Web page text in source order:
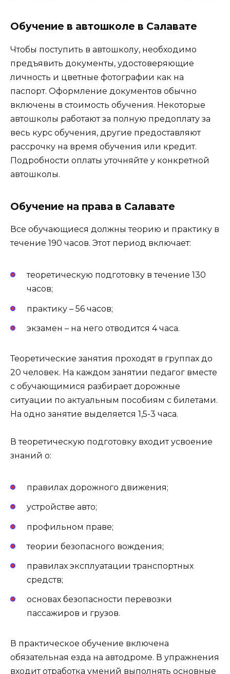
Обучение в автошколе в Салавате
Чтобы поступить в автошколу, необходимо
предъявить документы, удостоверяющие
личность и цветные фотографии как на
паспорт. Оформление документов обычно
включены в стоимость обучения. Некоторые
автошколы работают за полную предоплату за
весь курс обучения, другие предоставляют
рассрочку на время обучения или кредит.
Подробности оплаты уточняйте у конкретной
автошколы.
Обучение на права в Салавате
Все обучающиеся должны теорию и практику в
течение 190 часов. Этот период включает:
теоретическую подготовку в течение 130
часов;
практику – 56 часов;
экзамен – на него отводится 4 часа.
Теоретические занятия проходят в группах до
20 человек. На каждом занятии педагог вместе
с обучающимися разбирает дорожные
ситуации по актуальным пособиям с билетами.
На одно занятие выделяется 1,5-3 часа.
В теоретическую подготовку входит усвоение
знаний о:
правилах дорожного движения;
устройстве авто;
профильном праве;
теории безопасного вождения;
правилах эксплуатации транспортных
средств;
основах безопасности перевозки
пассажиров и грузов.
В практическое обучение включена
обязательная езда на автодроме. В упражнения
входит отработка умений выполнять основные